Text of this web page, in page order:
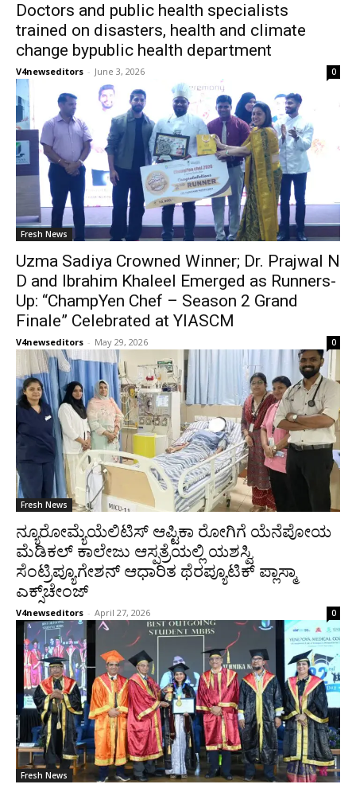
Doctors and public health specialists
trained on disasters, health and climate
change bypublic health department
V4newseditors - June 3, 2026 0
Fresh News
Uzma Sadiya Crowned Winner; Dr. Prajwal N
D and Ibrahim Khaleel Emerged as Runners-
Up: “ChampYen Chef – Season 2 Grand
Finale” Celebrated at YIASCM
V4newseditors - May 29, 2026 0
Fresh News
ನ್ಯೂರೋಮ್ಯೆಯೆಲಿಟಿಸ್ ಆಪ್ಟಿಕಾ ರೋಗಿಗೆ ಯೆನೆಪೋಯ
ಮೆಡಿಕಲ್ ಕಾಲೇಜು ಆಸ್ಪತ್ರೆಯಲ್ಲಿ ಯಶಸ್ವಿ
ಸೆಂಟ್ರಿಪ್ಯೂಗೇಶನ್ ಆಧಾರಿತ ಥೆರಪ್ಯೂಟಿಕ್ ಪ್ಲಾಸ್ಮಾ
ಎಕ್ಸ್‌ಚೇಂಜ್
V4newseditors - April 27, 2026 0
Fresh News